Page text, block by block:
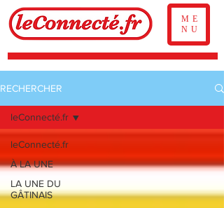
ME
NU
RECHERCHER
leConnecté.fr
À LA UNE
LA UNE DU
GÂTINAIS
leConnecté.fr